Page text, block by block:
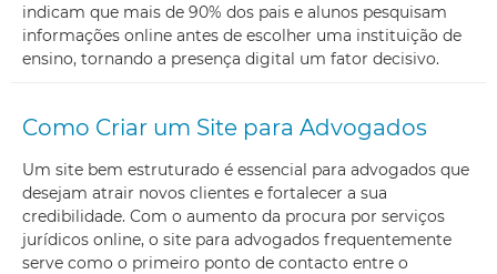
indicam que mais de 90% dos pais e alunos pesquisam
informações online antes de escolher uma instituição de
ensino, tornando a presença digital um fator decisivo.
Como Criar um Site para Advogados
Um site bem estruturado é essencial para advogados que
desejam atrair novos clientes e fortalecer a sua
credibilidade. Com o aumento da procura por serviços
jurídicos online, o site para advogados frequentemente
serve como o primeiro ponto de contacto entre o